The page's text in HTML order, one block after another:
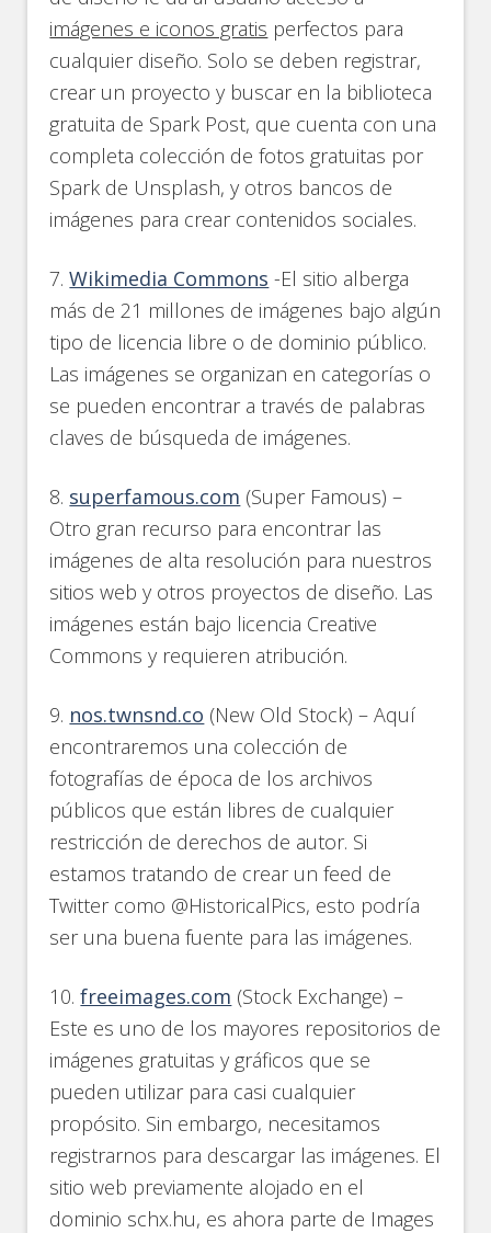
imágenes e iconos gratis perfectos para
cualquier diseño. Solo se deben registrar,
crear un proyecto y buscar en la biblioteca
gratuita de Spark Post, que cuenta con una
completa colección de fotos gratuitas por
Spark de Unsplash, y otros bancos de
imágenes para crear contenidos sociales.
7.Wikimedia Commons -El sitio alberga
más de 21 millones de imágenes bajo algún
tipo de licencia libre o de dominio público.
Las imágenes se organizan en categorías o
se pueden encontrar a través de palabras
claves de búsqueda de imágenes.
8. superfamous.com (Super Famous) –
Otro gran recurso para encontrar las
imágenes de alta resolución para nuestros
sitios web y otros proyectos de diseño. Las
imágenes están bajo licencia Creative
Commons y requieren atribución.
9. nos.twnsnd.co (New Old Stock) – Aquí
encontraremos una colección de
fotografías de época de los archivos
públicos que están libres de cualquier
restricción de derechos de autor. Si
estamos tratando de crear un feed de
Twitter como @HistoricalPics, esto podría
ser una buena fuente para las imágenes.
10.freeimages.com (Stock Exchange) –
Este es uno de los mayores repositorios de
imágenes gratuitas y gráficos que se
pueden utilizar para casi cualquier
propósito. Sin embargo, necesitamos
registrarnos para descargar las imágenes. El
sitio web previamente alojado en el
dominio schx.hu, es ahora parte de Images